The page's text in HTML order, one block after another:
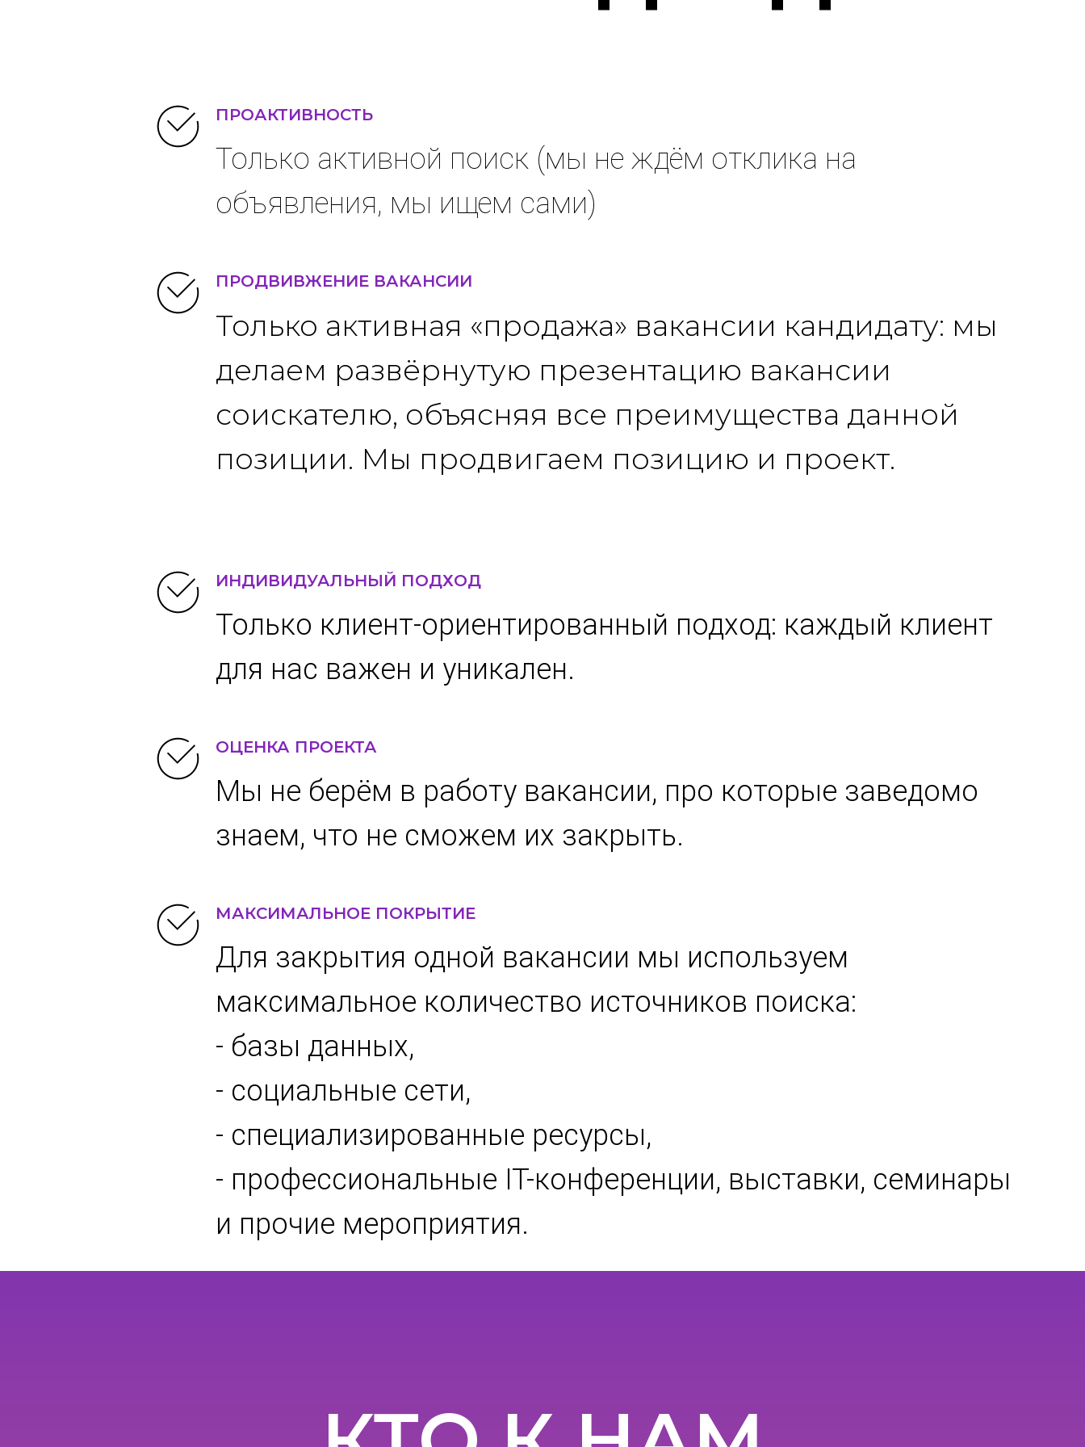
ПРОАКТИВНОСТЬ
Только активной поиск (мы не ждём отклика на
объявления, мы ищем сами)
ПРОДВИВЖЕНИЕ ВАКАНСИИ
Только активная «продажа» вакансии кандидату: мы
делаем развёрнутую презентацию вакансии
соискателю, объясняя все преимущества данной
позиции. Мы продвигаем позицию и проект.
ИНДИВИДУАЛЬНЫЙ ПОДХОД
Только клиент-ориентированный подход: каждый клиент
для нас важен и уникален.
ОЦЕНКА ПРОЕКТА
Мы не берём в работу вакансии, про которые заведомо
знаем, что не сможем их закрыть.
МАКСИМАЛЬНОЕ ПОКРЫТИЕ
Для закрытия одной вакансии мы используем
максимальное количество источников поиска:
- базы данных,
- социальные сети,
- специализированные ресурсы,
- профессиональные IT-конференции, выставки, семинары
и прочие мероприятия.